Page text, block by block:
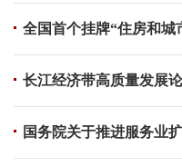
长江经济带高质量发展
国务院关于推进服务业